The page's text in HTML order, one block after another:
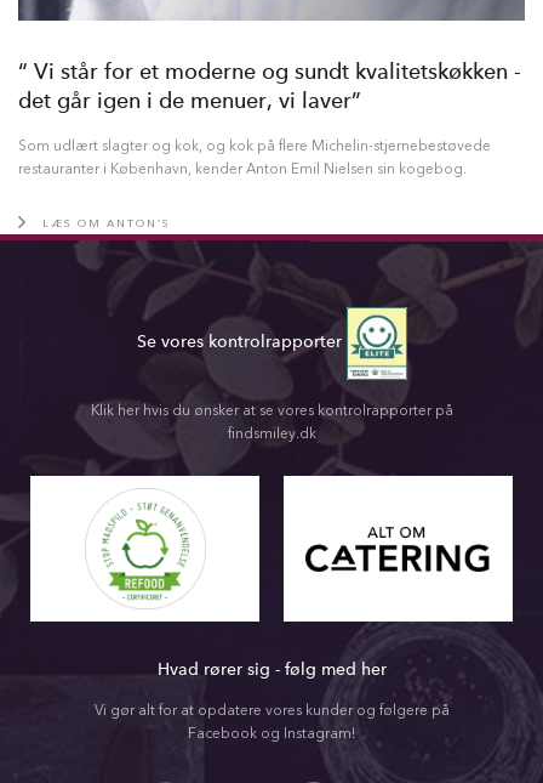
“ Vi står for et moderne og sundt kvalitetskøkken -
det går igen i de menuer, vi laver”
Som udlært slagter og kok, og kok på flere Michelin-stjernebestøvede
restauranter i København, kender Anton Emil Nielsen sin kogebog.
LÆS OM ANTON’S
Se vores kontrolrapporter
Klik her hvis du ønsker at se vores kontrolrapporter på
findsmiley.dk
Hvad rører sig - følg med her
Vi gør alt for at opdatere vores kunder og følgere på
Facebook og Instagram!